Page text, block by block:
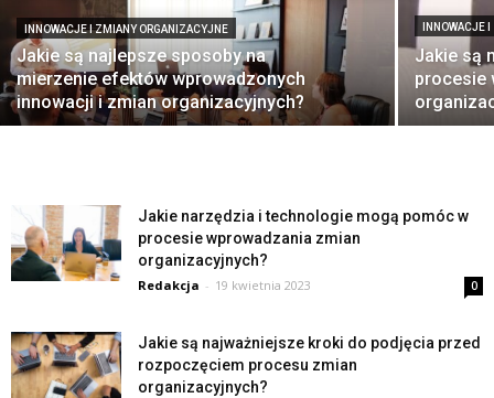
INNOWACJE I ZMIANY ORGANIZACYJNE
Jakie są najlepsze sposoby na
mierzenie efektów wprowadzonych
innowacji i zmian organizacyjnych?
INNOWACJE
Jakie są
procesie
Jakie narzędzia i technologie mogą pomóc w
procesie wprowadzania zmian
organizacyjnych?
Redakcja - 19 kwietnia 2023 0
Jakie są najważniejsze kroki do podjęcia przed
rozpoczęciem procesu zmian
organizacyjnych?